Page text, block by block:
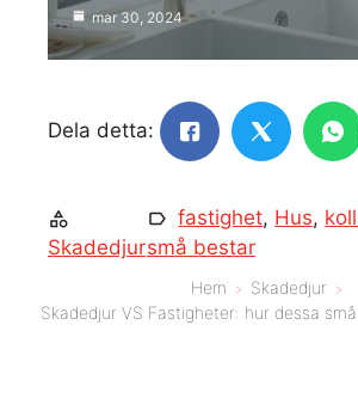
mar 30, 2024
Dela detta:
Skadedjur
fastighet, Hus,
små bestar
Hem
Skadedjur